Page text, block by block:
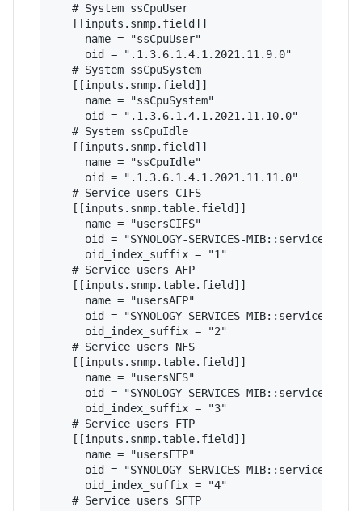
   # System ssCpuUser
   [[inputs.snmp.field]]
     name = "ssCpuUser"
     oid = ".1.3.6.1.4.1.2021.11.9.0"
   # System ssCpuSystem
   [[inputs.snmp.field]]
     name = "ssCpuSystem"
     oid = ".1.3.6.1.4.1.2021.11.10.0"
   # System ssCpuIdle
   [[inputs.snmp.field]]
     name = "ssCpuIdle"
     oid = ".1.3.6.1.4.1.2021.11.11.0"
   # Service users CIFS
   [[inputs.snmp.table.field]]
     name = "usersCIFS"
     oid = "SYNOLOGY-SERVICES-MIB::serviceUsers"
     oid_index_suffix = "1"
   # Service users AFP
   [[inputs.snmp.table.field]]
     name = "usersAFP"
     oid = "SYNOLOGY-SERVICES-MIB::serviceUsers"
     oid_index_suffix = "2"
   # Service users NFS
   [[inputs.snmp.table.field]]
     name = "usersNFS"
     oid = "SYNOLOGY-SERVICES-MIB::serviceUsers"
     oid_index_suffix = "3"
   # Service users FTP
   [[inputs.snmp.table.field]]
     name = "usersFTP"
     oid = "SYNOLOGY-SERVICES-MIB::serviceUsers"
     oid_index_suffix = "4"
   # Service users SFTP